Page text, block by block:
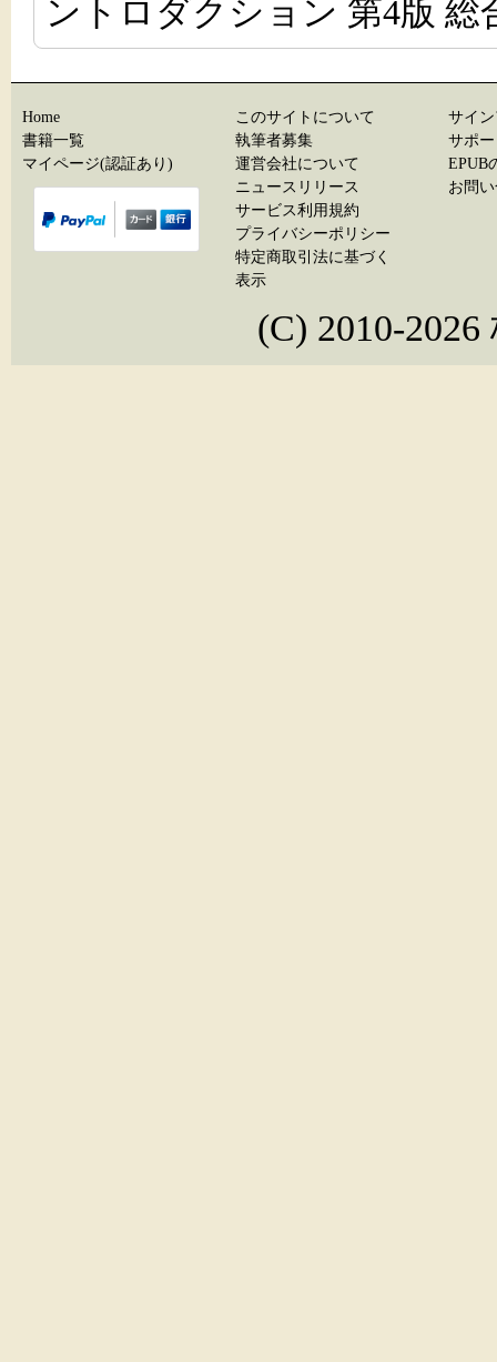
ントロダクション 第4版 総
Home
書籍一覧
マイページ(認証あり)
このサイトについて
執筆者募集
運営会社について
ニュースリリース
サービス利用規約
プライバシーポリシー
特定商取引法に基づく
表示
サイ
サポ
EPUB
お問
(C) 2010-